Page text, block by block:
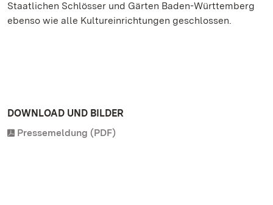
Staatlichen Schlösser und Gärten Baden-Württemberg
ebenso wie alle Kultureinrichtungen geschlossen.
DOWNLOAD UND BILDER
Pressemeldung (PDF)